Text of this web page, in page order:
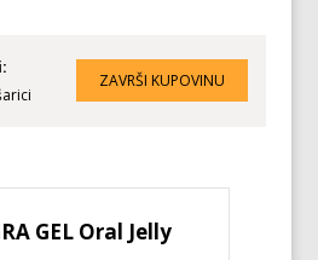
GEL Oral Jelly